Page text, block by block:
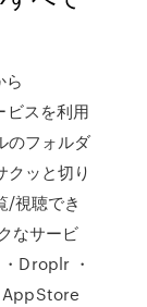
スを利用
のフォルダ
クッと切り
/視聴でき
なサービ
Droplr ・
AppStore